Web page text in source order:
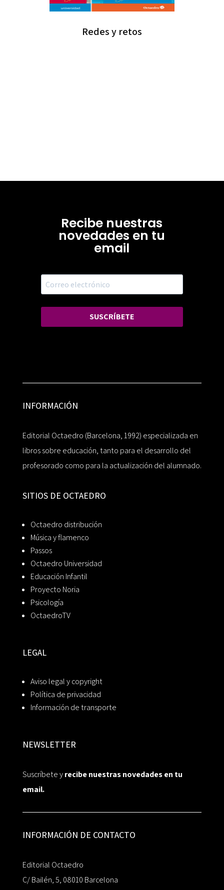
Redes y retos
Recibe nuestras
novedades en tu
email
SUSCRÍBETE
INFORMACIÓN
Editorial Octaedro (Barcelona, 1992) especializada en
libros sobre educación, tanto para el desarrollo del
profesorado como para la actualización del alumnado.
SITIOS DE OCTAEDRO
Octaedro distribución
Música y flamenco
Passos
Octaedro Universidad
Educación Infantil
Proyecto Noria
Psicología
OctaedroTV
LEGAL
Aviso legal y copyright
Política de privacidad
Información de transporte
NEWSLETTER
Suscríbete yrecibe nuestras novedades en tu
email.
INFORMACIÓN DE CONTACTO
Editorial Octaedro
C/ Bailén, 5, 08010 Barcelona